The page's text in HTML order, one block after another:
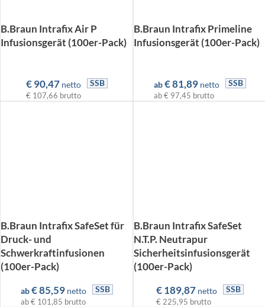
B.Braun Intrafix Air P
Infusionsgerät (100er-Pack)
€90,47 netto
SSB
€ 107,66 brutto
B.Braun Intrafix Primeline
Infusionsgerät (100er-Pack)
ab€81,89 netto
SSB
ab€ 97,45 brutto
B.Braun Intrafix SafeSet für
Druck- und
Schwerkraftinfusionen
(100er-Pack)
ab€85,59 netto
SSB
ab€ 101,85 brutto
B.Braun Intrafix SafeSet
N.T.P. Neutrapur
Sicherheitsinfusionsgerät
(100er-Pack)
€189,87 netto
SSB
€ 225,95 brutto